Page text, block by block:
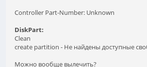
Controller Part-Number: Unknown
DiskPart:
Clean
create partition - Не найдены доступные
Можно вообще вылечить?